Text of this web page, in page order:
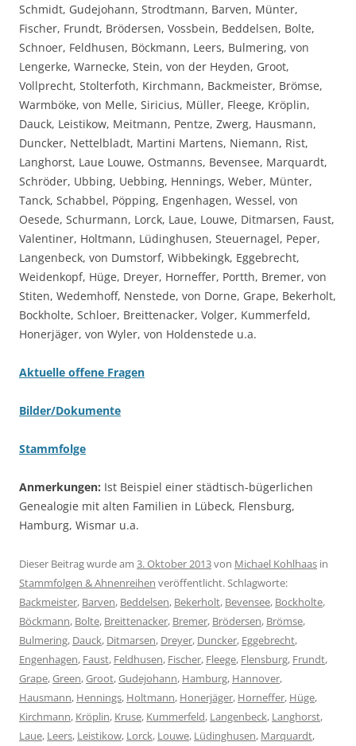
Schmidt, Gudejohann, Strodtmann, Barven, Münter,
Fischer, Frundt, Brödersen, Vossbein, Beddelsen, Bolte,
Schnoer, Feldhusen, Böckmann, Leers, Bulmering, von
Lengerke, Warnecke, Stein, von der Heyden, Groot,
Vollprecht, Stolterfoth, Kirchmann, Backmeister, Brömse,
Warmböke, von Melle, Siricius, Müller, Fleege, Kröplin,
Dauck, Leistikow, Meitmann, Pentze, Zwerg, Hausmann,
Duncker, Nettelbladt, Martini Martens, Niemann, Rist,
Langhorst, Laue Louwe, Ostmanns, Bevensee, Marquardt,
Schröder, Ubbing, Uebbing, Hennings, Weber, Münter,
Tanck, Schabbel, Pöpping, Engenhagen, Wessel, von
Oesede, Schurmann, Lorck, Laue, Louwe, Ditmarsen, Faust,
Valentiner, Holtmann, Lüdinghusen, Steuernagel, Peper,
Langenbeck, von Dumstorf, Wibbekingk, Eggebrecht,
Weidenkopf, Hüge, Dreyer, Horneffer, Portth, Bremer, von
Stiten, Wedemhoff, Nenstede, von Dorne, Grape, Bekerholt,
Bockholte, Schloer, Breittenacker, Volger, Kummerfeld,
Honerjäger, von Wyler, von Holdenstede u.a.
Aktuelle offene Fragen
Bilder/Dokumente
Stammfolge
Anmerkungen: Ist Beispiel einer städtisch-bügerlichen
Genealogie mit alten Familien in Lübeck, Flensburg,
Hamburg, Wismar u.a.
Dieser Beitrag wurde am 3. Oktober 2013von Michael Kohlhaas in
Stammfolgen & Ahnenreihen veröffentlicht. Schlagworte:
Backmeister, Barven, Beddelsen, Bekerholt, Bevensee, Bockholte,
Böckmann, Bolte, Breittenacker, Bremer, Brödersen, Brömse,
Bulmering, Dauck, Ditmarsen, Dreyer, Duncker, Eggebrecht,
Engenhagen, Faust, Feldhusen, Fischer, Fleege, Flensburg, Frundt,
Grape,Green,Groot,Gudejohann, Hamburg, Hannover,
Hausmann, Hennings, Holtmann, Honerjäger, Horneffer, Hüge,
Kirchmann, Kröplin, Kruse, Kummerfeld, Langenbeck, Langhorst,
Laue, Leers, Leistikow, Lorck, Louwe, Lüdinghusen, Marquardt,